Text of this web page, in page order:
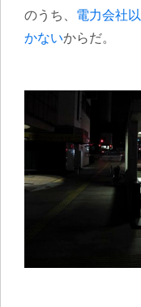
のうち、 電力会社
かないからだ。